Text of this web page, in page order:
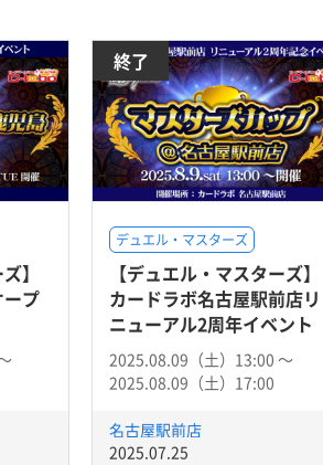
】
プ
終了
デュエル・マスターズ
【デュエル・マスターズ】
カードラボ名古屋駅前店リ
ニューアル2周年イベント
2025.08.09（土）13:00 〜
2025.08.09（土）17:00
名古屋駅前店
2025.07.25